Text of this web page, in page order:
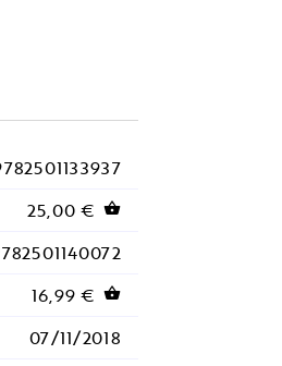
25,00 € shopping_basket
16,99 € shopping_basket
07/11/2018